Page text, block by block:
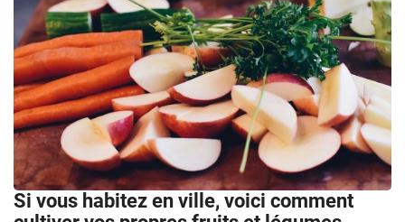
Si vous habitez en ville, voici comment